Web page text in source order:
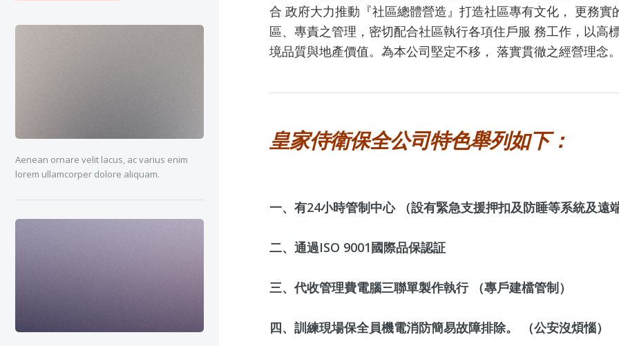
合 政府大力推動『社區總體營造』打造社區專有文化， 更務
區、專責之管理，密切配合社區執行各項住戶服 務工作，以高
境品質與地產價值。為本公司堅定不移， 落實貫徹之經營理念
皇家侍衛保全公司特色舉列如下：
一、有24小時管制中心 （設有緊急支援押扣及防睡等系統及遠
二、通過ISO 9001國際品保認証
三、代收管理費電腦三聯單製作執行 （專戶建檔管制）
四、訓練現場保全員機電消防簡易故障排除。 （公安沒煩惱）
Aenean ornare velit lacus, ac varius enim
lorem ullamcorper dolore aliquam.